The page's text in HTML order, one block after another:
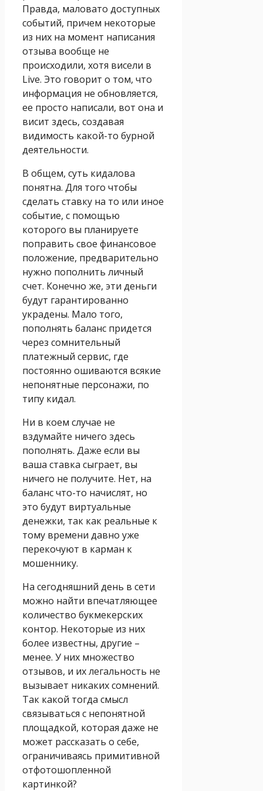
Правда, маловато доступных
событий, причем некоторые
из них на момент написания
отзыва вообще не
происходили, хотя висели в
Live. Это говорит о том, что
информация не обновляется,
ее просто написали, вот она и
висит здесь, создавая
видимость какой-то бурной
деятельности.
В общем, суть кидалова
понятна. Для того чтобы
сделать ставку на то или иное
событие, с помощью
которого вы планируете
поправить свое финансовое
положение, предварительно
нужно пополнить личный
счет. Конечно же, эти деньги
будут гарантированно
украдены. Мало того,
пополнять баланс придется
через сомнительный
платежный сервис, где
постоянно ошиваются всякие
непонятные персонажи, по
типу кидал.
Ни в коем случае не
вздумайте ничего здесь
пополнять. Даже если вы
ваша ставка сыграет, вы
ничего не получите. Нет, на
баланс что-то начислят, но
это будут виртуальные
денежки, так как реальные к
тому времени давно уже
перекочуют в карман к
мошеннику.
На сегодняшний день в сети
можно найти впечатляющее
количество букмекерских
контор. Некоторые из них
более известны, другие –
менее. У них множество
отзывов, и их легальность не
вызывает никаких сомнений.
Так какой тогда смысл
связываться с непонятной
площадкой, которая даже не
может рассказать о себе,
ограничиваясь примитивной
отфотошопленной
картинкой?